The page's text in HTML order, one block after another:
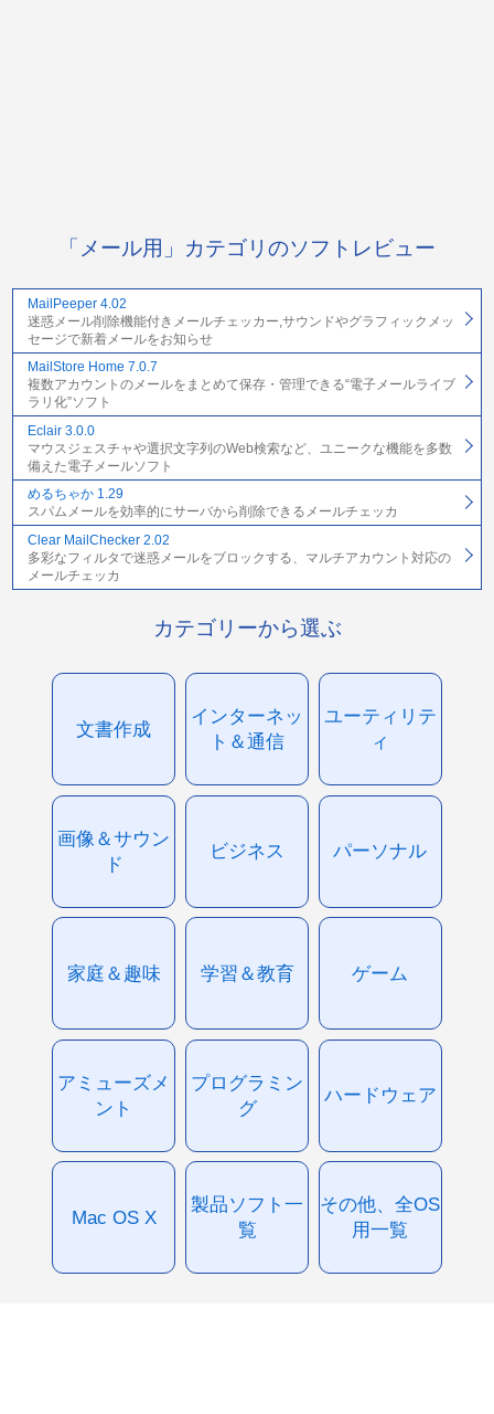
「メール用」カテゴリのソフトレビュー
MailPeeper 4.02
迷惑メール削除機能付きメールチェッカー,サウンドやグラフィックメッ
セージで新着メールをお知らせ
MailStore Home 7.0.7
複数アカウントのメールをまとめて保存・管理できる“電子メールライブ
ラリ化”ソフト
Eclair 3.0.0
マウスジェスチャや選択文字列のWeb検索など、ユニークな機能を多数
備えた電子メールソフト
めるちゃか 1.29
スパムメールを効率的にサーバから削除できるメールチェッカ
Clear MailChecker 2.02
多彩なフィルタで迷惑メールをブロックする、マルチアカウント対応の
メールチェッカ
カテゴリーから選ぶ
文書作成
インターネッ
ト＆通信
ユーティリテ
ィ
画像＆サウン
ド
ビジネス パーソナル
家庭＆趣味 学習＆教育 ゲーム
アミューズメ
ント
プログラミン
グ
ハードウェア
Mac OS X
製品ソフト一
覧
その他、全OS
用一覧